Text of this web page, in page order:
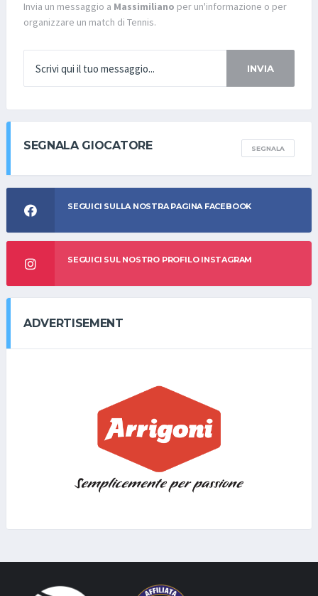
Invia un messaggio a Massimiliano per un'informazione o per
organizzare un match di Tennis.
INVIA
SEGNALA GIOCATORE SEGNALA
SEGUICI SULLA NOSTRA PAGINA FACEBOOK
SEGUICI SUL NOSTRO PROFILO INSTAGRAM
ADVERTISEMENT